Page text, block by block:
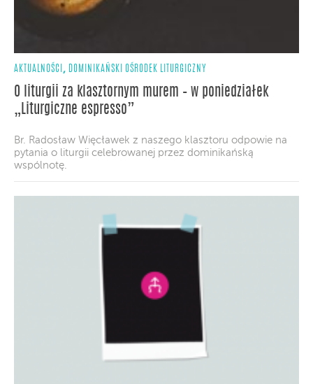
AKTUALNOŚCI , DOMINIKAŃSKI OŚRODEK LITURGICZNY
O liturgii za klasztornym murem – w poniedziałek
„Liturgiczne espresso”
Br. Radosław Więcławek z naszego klasztoru odpowie na
pytania o liturgii celebrowanej przez dominikańską
wspólnotę.